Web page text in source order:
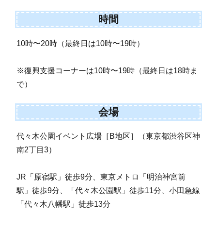
時間
10時〜20時（最終日は10時〜19時）
※復興支援コーナーは10時〜19時（最終日は18時ま
で）
会場
代々木公園イベント広場［B地区］（東京都渋谷区神
南2丁目3）
JR「原宿駅」徒歩9分、東京メトロ「明治神宮前
駅」徒歩9分、「代々木公園駅」徒歩11分、小田急線
「代々木八幡駅」徒歩13分